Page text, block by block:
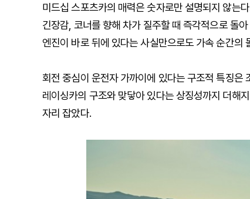
미드십 스포츠카의 매력은 숫자로만 설명되지 않는
긴장감, 코너를 향해 차가 질주할 때 즉각적으로 돌
엔진이 바로 뒤에 있다는 사실만으로도 가속 순간의
회전 중심이 운전자 가까이에 있다는 구조적 특징은
레이싱카의 구조와 맞닿아 있다는 상징성까지 더해
자리 잡았다.